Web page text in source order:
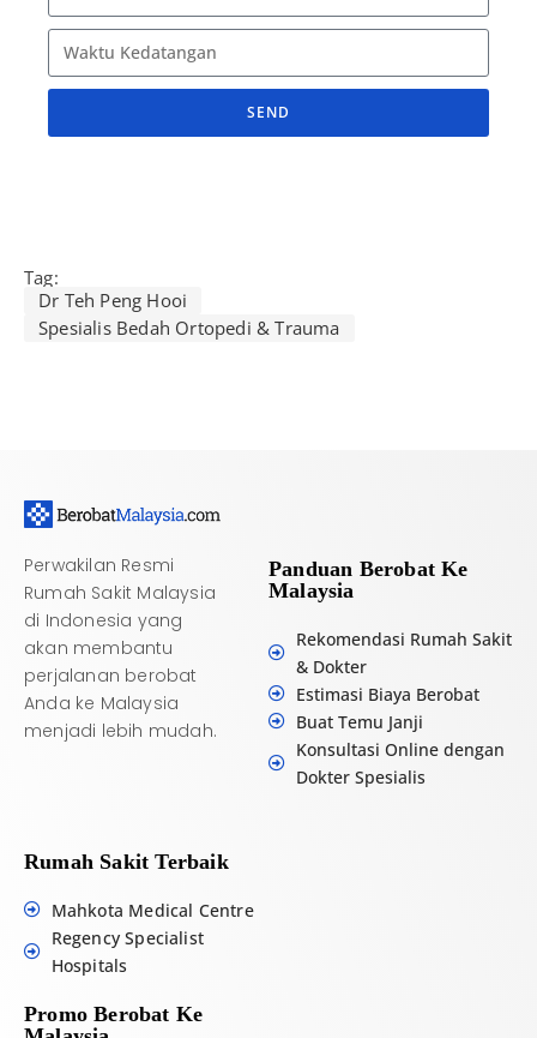
SEND
r
n
a
Tag:
Dr Teh Peng Hooi
Spesialis Bedah Ortopedi & Trauma
Perwakilan Resmi
Rumah Sakit Malaysia
di Indonesia yang
akan membantu
perjalanan berobat
Anda ke Malaysia
menjadi lebih mudah.
Panduan Berobat Ke
Malaysia
Rekomendasi Rumah Sakit
& Dokter
Estimasi Biaya Berobat
Buat Temu Janji
Konsultasi Online dengan
Dokter Spesialis
Rumah Sakit Terbaik
Mahkota Medical Centre
Regency Specialist
Hospitals
Promo Berobat Ke